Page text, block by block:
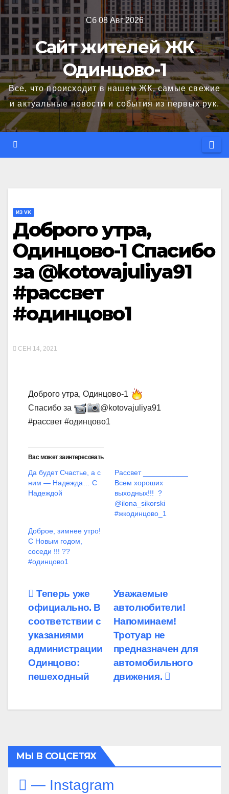
Перейти
содержимому
Сб 08 Авг 2026
Сайт жителей ЖК
Одинцово-1
Все, что происходит в нашем ЖК, самые свежие
и актуальные новости и события из первых рук.
ИЗ VK
Доброго утра,
Одинцово-1 Спасибо
за @kotovajuliya91
#рассвет
#одинцово1
СЕН 14, 2021
Доброго утра, Одинцово-1
Спасибо за
@kotovajuliya91
#рассвет #одинцово1
Вас может заинтересовать
Да будет Счастье, а с
ним — Надежда… С
Надеждой
Рассвет ___________
Всем хороших
выходных!!! ️ ?
@ilona_sikorski
#жкодинцово_1
Доброе, зимнее утро!
С Новым годом,
соседи !!! ??
#одинцово1
Навигация
по
записям
Уважаемые
автолюбители!
Напоминаем!
Тротуар не
предназначен для
автомобильного
движения.
Теперь уже
официально. В
соответствии с
указаниями
администрации
Одинцово:
пешеходный
МЫ В СОЦСЕТЯХ
— Instagram